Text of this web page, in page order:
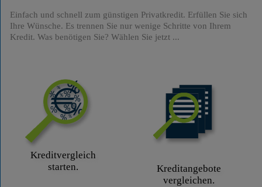
Einfach und schnell zum günstigen Privatkredit. Erfüllen Sie sich
Ihre Wünsche. Es trennen Sie nur wenige Schritte von Ihrem
Kredit. Was benötigen Sie? Wählen Sie jetzt ...
Kreditvergleich
starten.
Kreditangebote
vergleichen.